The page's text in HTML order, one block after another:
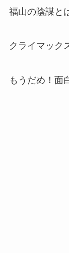
福山の陰謀と
クライマック
もうだめ！面